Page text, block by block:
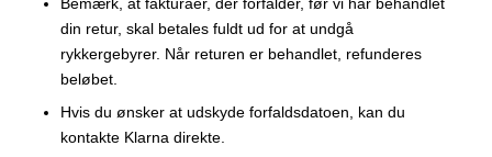
din retur, skal betales fuldt ud for at undgå
rykkergebyrer. Når returen er behandlet, refunderes
beløbet.
Hvis du ønsker at udskyde forfaldsdatoen, kan du
kontakte Klarna direkte.